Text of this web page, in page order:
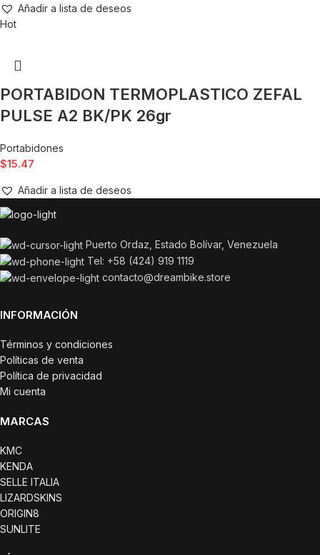
Añadir a lista de deseos
Hot
PORTABIDON TERMOPLASTICO ZEFAL
PULSE A2 BK/PK 26gr
Portabidones
$15.47
Añadir a lista de deseos
Puerto Ordaz, Estado Bolívar, Venezuela
Tel: +58 (424) 919 1119
contacto@dreambike.store
INFORMACIÓN
Términos y condiciones
Políticas de venta
Política de privacidad
Mi cuenta
MARCAS
KMC
KENDA
SELLE ITALIA
LIZARDSKINS
ORIGIN8
SUNLITE